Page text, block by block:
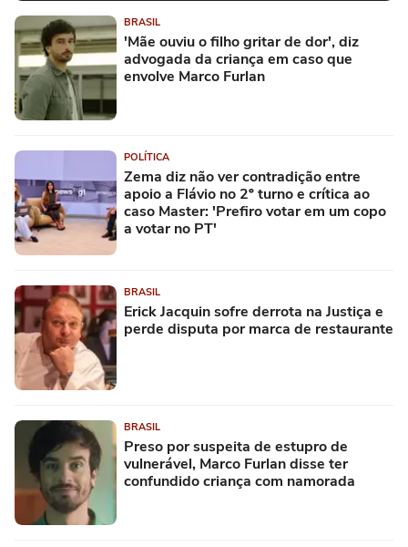
BRASIL
'Mãe ouviu o filho gritar de dor', diz
advogada da criança em caso que
envolve Marco Furlan
POLÍTICA
Zema diz não ver contradição entre
apoio a Flávio no 2º turno e crítica ao
caso Master: 'Prefiro votar em um copo
a votar no PT'
BRASIL
Erick Jacquin sofre derrota na Justiça e
perde disputa por marca de restaurante
BRASIL
Preso por suspeita de estupro de
vulnerável, Marco Furlan disse ter
confundido criança com namorada